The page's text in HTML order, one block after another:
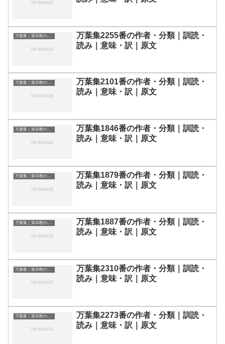
万葉集｜第10巻の和歌一覧
万葉集2255番の作者・分類｜訓読・
読み｜意味・訳｜原文
万葉集｜第10巻の和歌一覧
万葉集2101番の作者・分類｜訓読・
読み｜意味・訳｜原文
万葉集｜第10巻の和歌一覧
万葉集1846番の作者・分類｜訓読・
読み｜意味・訳｜原文
万葉集｜第10巻の和歌一覧
万葉集1879番の作者・分類｜訓読・
読み｜意味・訳｜原文
万葉集｜第10巻の和歌一覧
万葉集1887番の作者・分類｜訓読・
読み｜意味・訳｜原文
万葉集｜第10巻の和歌一覧
万葉集2310番の作者・分類｜訓読・
読み｜意味・訳｜原文
万葉集｜第10巻の和歌一覧
万葉集2273番の作者・分類｜訓読・
読み｜意味・訳｜原文